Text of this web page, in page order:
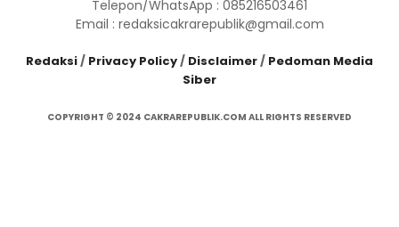
Telepon/WhatsApp : 085216503461
Email : redaksicakrarepublik@gmail.com
Redaksi/ Privacy Policy/ Disclaimer/ Pedoman Media
Siber
COPYRIGHT © 2024 CAKRAREPUBLIK.COM ALL RIGHTS RESERVED